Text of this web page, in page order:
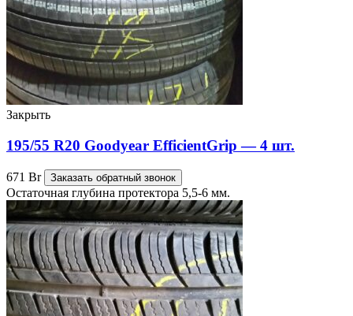
Закрыть
195/55 R20 Goodyear EfficientGrip — 4 шт.
671 Br Заказать обратный звонок
Остаточная глубина протектора 5,5-6 мм.